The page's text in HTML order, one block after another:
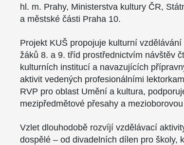
hl. m. Prahy, Ministerstva kultury ČR,
a městské části Praha 10.
Projekt KUŠ propojuje kulturní
žáků 8. a 9. tříd prostřednictvím návštěv
kulturních institucí a navazujících
aktivit vedených profesionálními
RVP pro oblast Umění a kultura,
mezipředmětové přesahy a
Vzlet dlouhodobě rozvíjí vzdělávací
dospělé – od divadelních dílen pro školy,